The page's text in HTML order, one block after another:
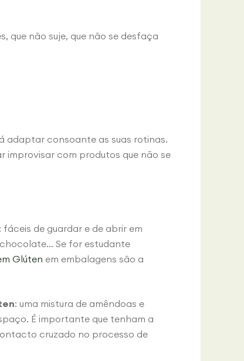
que não suje, que não se desfaça
adaptar consoante as suas rotinas.
improvisar com produtos que não se
: fáceis de guardar e de abrir em
Se for estudante
Glúten em embalagens são a
: uma mistura de amêndoas e
É importante que tenham a
cruzado no processo de